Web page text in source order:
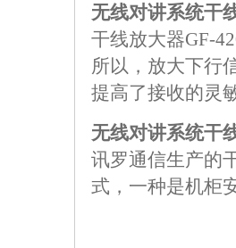
无线对讲系统干
干线放大器GF-
所以，放大下行
提高了接收的灵
无线对讲系统干
讯罗通信生产的
式，一种是机柜